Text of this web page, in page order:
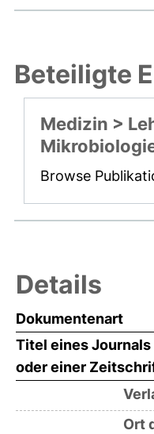
Beteiligte
Medizin >
Browse
Details
Dokumentenart
Titel eines Journals
oder einer
Ort